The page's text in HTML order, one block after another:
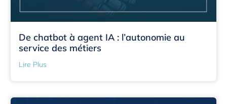
De chatbot à agent IA : l’autonomie au
service des métiers
Lire Plus